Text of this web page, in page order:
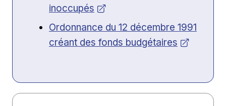
inoccupés
Ouvrir dans une nouvelle fenêtre
Ordonnance du 12 décembre 1991
créant des fonds budgétaires